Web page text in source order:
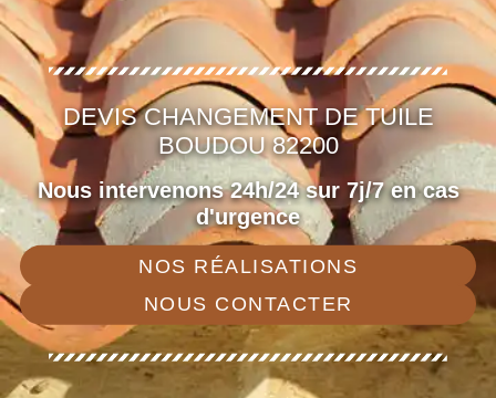
DEVIS CHANGEMENT DE TUILE
BOUDOU 82200
Nous intervenons 24h/24 sur 7j/7 en cas
d'urgence
NOS RÉALISATIONS
NOUS CONTACTER